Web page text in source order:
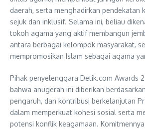
daerah, serta menghadirkan pendekatan
sejuk dan inklusif. Selama ini, beliau
tokoh agama yang aktif membangun
antara berbagai kelompok masyarakat,
mempromosikan Islam sebagai agama
Pihak penyelenggara Detik.com Awards
bahwa anugerah ini diberikan
pengaruh, dan kontribusi berkelanjutan
dalam memperkuat kohesi sosial serta
potensi konflik keagamaan.